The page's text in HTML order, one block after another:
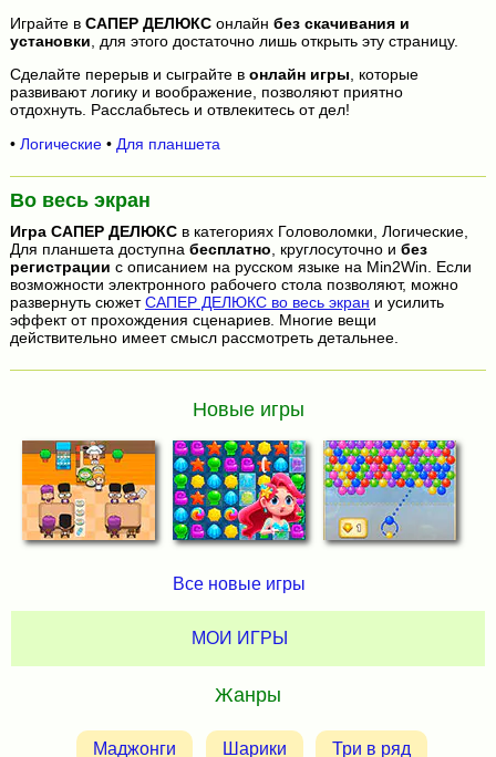
Играйте в САПЕР ДЕЛЮКСонлайн без скачивания и
установки , для этого достаточно лишь открыть эту страницу.
Сделайте перерыв и сыграйте в онлайн игры, которые
развивают логику и воображение, позволяют приятно
отдохнуть. Расслабьтесь и отвлекитесь от дел!
• Логические• Для планшета
Во весь экран
Игра САПЕР ДЕЛЮКСв категориях Головоломки, Логические,
Для планшета доступна бесплатно , круглосуточно и без
регистрации с описанием на русском языке на Min2Win. Если
возможности электронного рабочего стола позволяют, можно
развернуть сюжетСАПЕР ДЕЛЮКС во весь экран и усилить
эффект от прохождения сценариев. Многие вещи
действительно имеет смысл рассмотреть детальнее.
Новые игры
Все новые игры
МОИ ИГРЫ
Жанры
Маджонги Шарики Три в ряд